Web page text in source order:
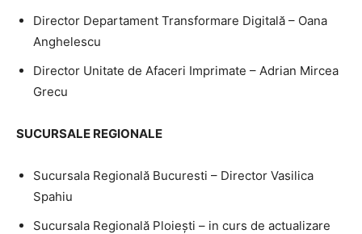
Director Departament Transformare Digitală – Oana
Anghelescu
Director Unitate de Afaceri Imprimate – Adrian Mircea
Grecu
SUCURSALE REGIONALE
Sucursala Regională Bucuresti – Director Vasilica
Spahiu
Sucursala Regională Ploieşti – in curs de actualizare